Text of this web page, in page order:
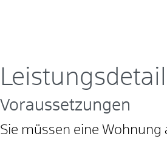
Voraussetzungen
Sie müssen eine